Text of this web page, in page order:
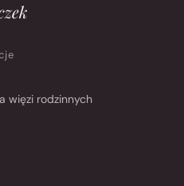
więzi rodzinnych